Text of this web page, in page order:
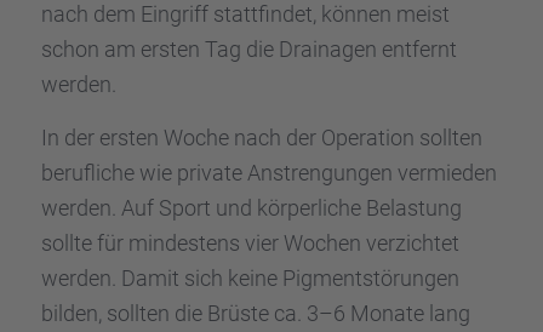
nach dem Eingriff statt­fin­det, können meist
schon am ersten Tag die Draina­gen entfernt
werden.
In der ersten Woche nach der Opera­tion sollten
beruf­li­che wie private Anstren­gun­gen vermie­den
werden. Auf Sport und körper­li­che Belas­tung
sollte für mindes­tens vier Wochen verzich­tet
werden. Damit sich keine Pigment­stö­run­gen
bilden, sollten die Brüste ca. 3–6 Monate lang